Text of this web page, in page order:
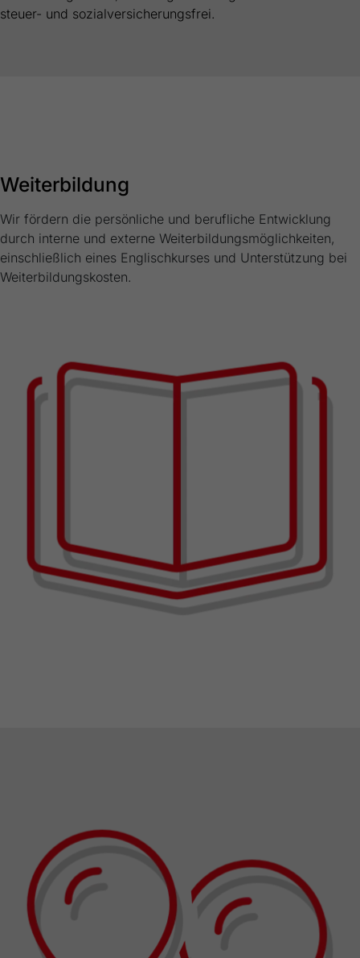
steuer- und sozialversicherungsfrei.
Weiterbildung
Wir fördern die persönliche und berufliche Entwicklung
durch interne und externe Weiterbildungsmöglichkeiten,
einschließlich eines Englischkurses und Unterstützung bei
Weiterbildungskosten.